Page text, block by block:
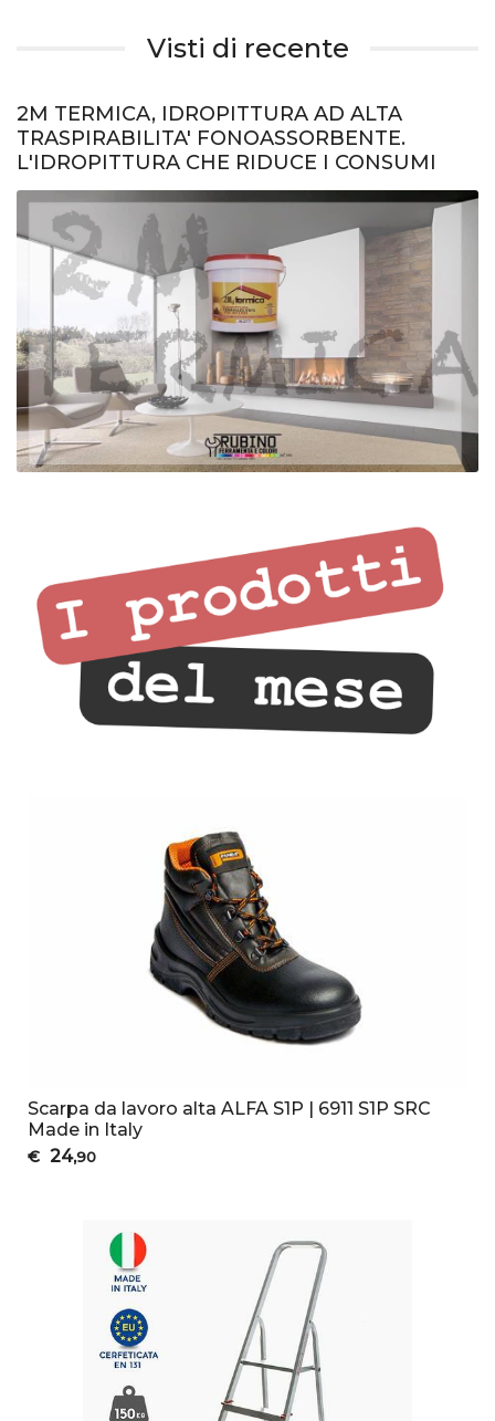
Visti di recente
2M TERMICA, IDROPITTURA AD ALTA
TRASPIRABILITA' FONOASSORBENTE.
L'IDROPITTURA CHE RIDUCE I CONSUMI
Scarpa da lavoro alta ALFA S1P | 6911 S1P SRC
Made in Italy
€ 24,90